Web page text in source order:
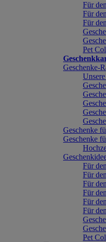
Für
Für
Für
Pet
Geschenke-
Geschenke
Geschenke
Für
Für
Für
Für
Für
Für
Pet